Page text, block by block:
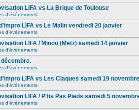
LIFA vs La Brique de Toulouse
d'événements
LIFA vs Le Malin vendredi 20 janvier
d'événements
LIFA / Minou (Metz) samedi 14 janvier
d'événements
d'événements
LIFA vs Les Claques samedi 19 novembre
d'événements
LIFA / P'tis Pas Pieds samedi 5
d'événements